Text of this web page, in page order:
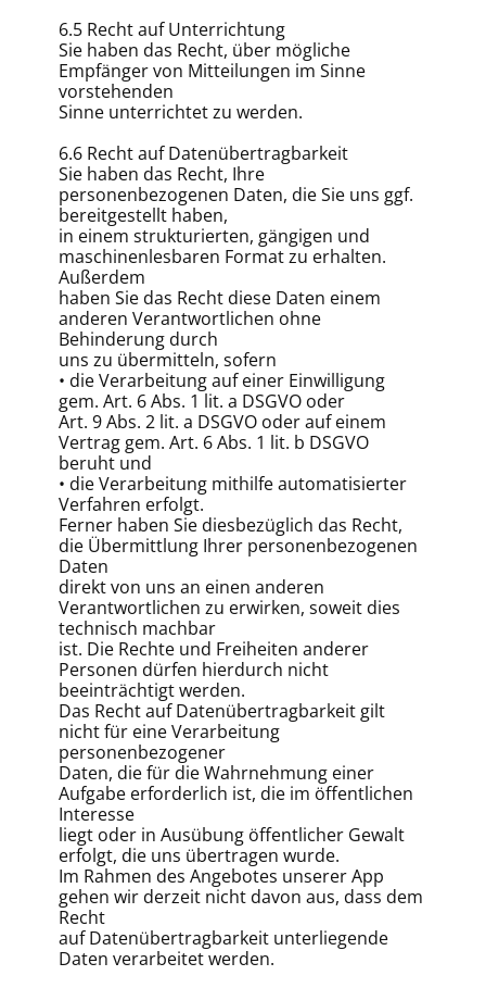
6.5 Recht auf Unterrichtung
Sie haben das Recht, über mögliche
Empfänger von Mitteilungen im Sinne
vorstehenden
Sinne unterrichtet zu werden.
6.6 Recht auf Datenübertragbarkeit
Sie haben das Recht, Ihre
personenbezogenen Daten, die Sie uns ggf.
bereitgestellt haben,
in einem strukturierten, gängigen und
maschinenlesbaren Format zu erhalten.
Außerdem
haben Sie das Recht diese Daten einem
anderen Verantwortlichen ohne
Behinderung durch
uns zu übermitteln, sofern
• die Verarbeitung auf einer Einwilligung
gem. Art. 6 Abs. 1 lit. a DSGVO oder
Art. 9 Abs. 2 lit. a DSGVO oder auf einem
Vertrag gem. Art. 6 Abs. 1 lit. b DSGVO
beruht und
• die Verarbeitung mithilfe automatisierter
Verfahren erfolgt.
Ferner haben Sie diesbezüglich das Recht,
die Übermittlung Ihrer personenbezogenen
Daten
direkt von uns an einen anderen
Verantwortlichen zu erwirken, soweit dies
technisch machbar
ist. Die Rechte und Freiheiten anderer
Personen dürfen hierdurch nicht
beeinträchtigt werden.
Das Recht auf Datenübertragbarkeit gilt
nicht für eine Verarbeitung
personenbezogener
Daten, die für die Wahrnehmung einer
Aufgabe erforderlich ist, die im öffentlichen
Interesse
liegt oder in Ausübung öffentlicher Gewalt
erfolgt, die uns übertragen wurde.
Im Rahmen des Angebotes unserer App
gehen wir derzeit nicht davon aus, dass dem
Recht
auf Datenübertragbarkeit unterliegende
Daten verarbeitet werden.